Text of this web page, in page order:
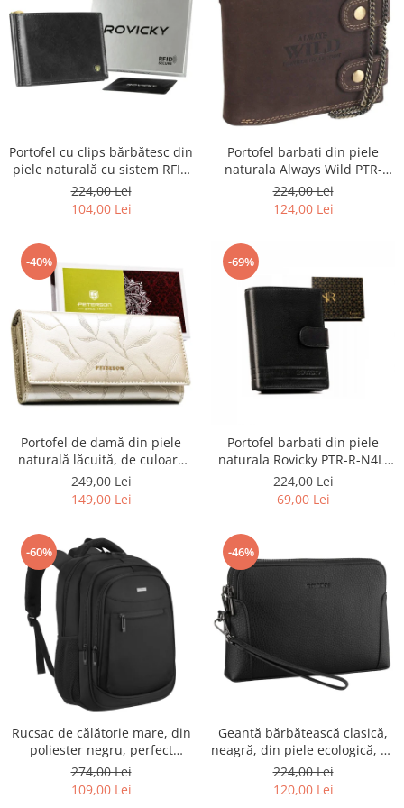
Portofel cu clips bărbătesc din
piele naturală cu sistem RFID
- Rovicky PTR-N1908-RVT-9799
BLACK
224,00 Lei
104,00 Lei
Portofel barbati din piele
naturala Always Wild PTR-
2900-BIC
224,00 Lei
124,00 Lei
-40%
Portofel de damă din piele
naturală lăcuită, de culoare
bej, cu închidere cu capsă -
Peterson
249,00 Lei
149,00 Lei
-69%
Portofel barbati din piele
naturala Rovicky PTR-R-N4L-
GAT-8922 B+B
224,00 Lei
69,00 Lei
-60%
Rucsac de călătorie mare, din
poliester negru, perfect
pentru bagajul de mână -
Rovicky PTR-R-BHX-05-1020
274,00 Lei
109,00 Lei
-46%
Geantă bărbătească clasică,
neagră, din piele ecologică, cu
fermoar - Rovicky PTR-R-SDR-
01-1631 BLACK
224,00 Lei
120,00 Lei